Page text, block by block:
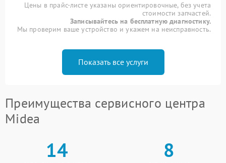
Цены в прайс-листе указаны ориентировочные, без учета
стоимости запчастей.
Записывайтесь на бесплатную диагностику.
Мы проверим ваше устройство и укажем на неисправность.
Показать все услуги
Преимущества сервисного центра
Midea
14 8